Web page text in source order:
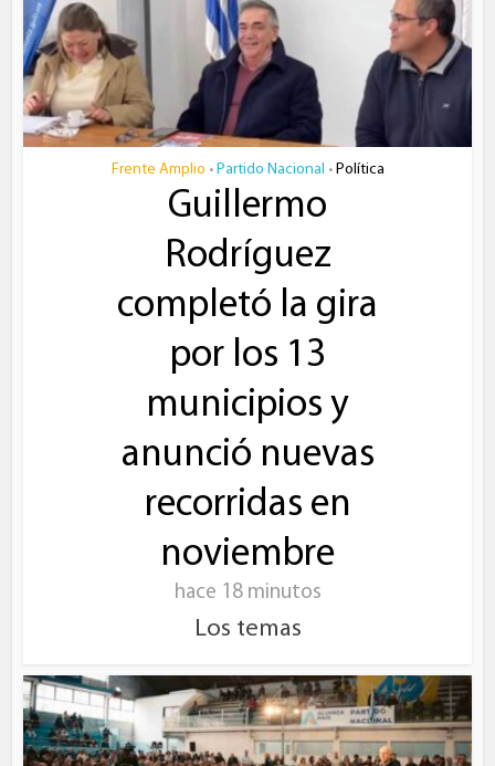
Frente Amplio • Partido Nacional • Política
Guillermo
Rodríguez
completó la gira
por los 13
municipios y
anunció nuevas
recorridas en
noviembre
hace 18 minutos
Los temas